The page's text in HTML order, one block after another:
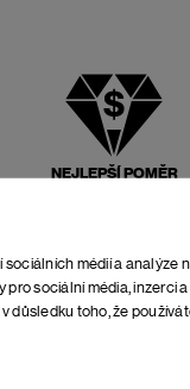
médií a analýze
sociální média,
důsledku toho, že
NEJLEPŠÍ POMĚR